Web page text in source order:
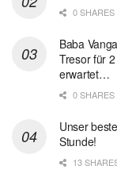
0 SHARES
Baba
Tresor für
erwartet…
0 SHARES
Unser
Stunde!
13